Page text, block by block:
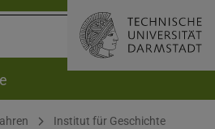
Institut für Geschichte